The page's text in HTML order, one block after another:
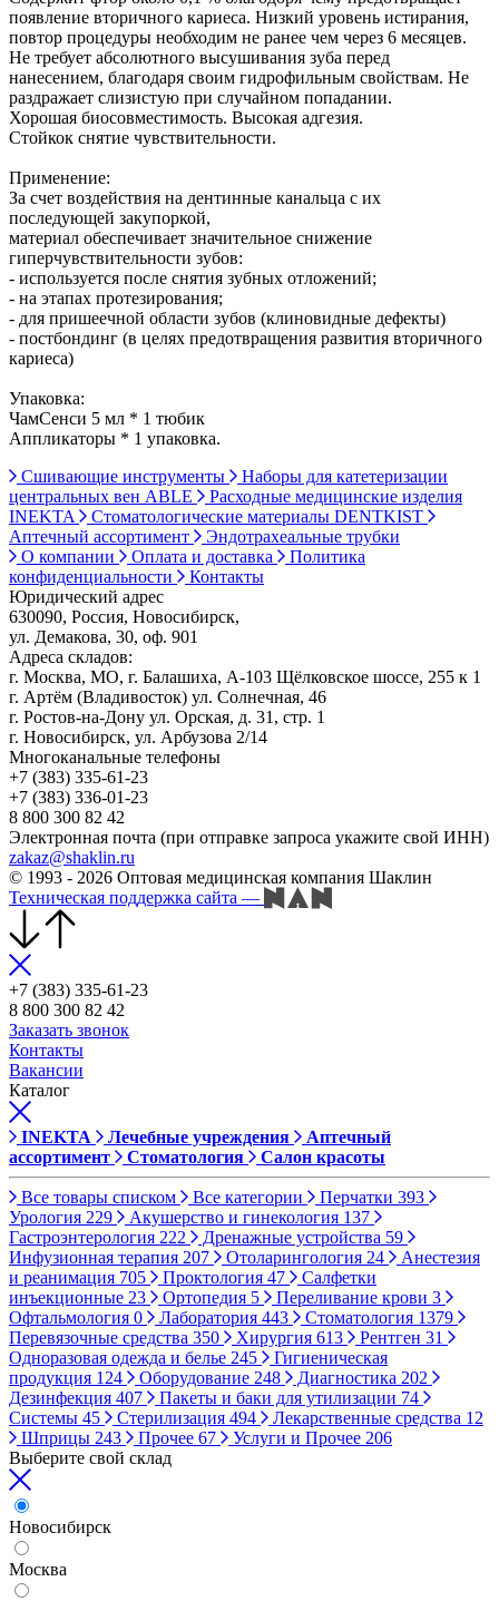
появление вторичного кариеса. Низкий уровень истирания,
повтор процедуры необходим не ранее чем через 6 месяцев.
Не требует абсолютного высушивания зуба перед
нанесением, благодаря своим гидрофильным свойствам. Не
раздражает слизистую при случайном попадании.
Хорошая биосовместимость. Высокая адгезия.
Стойкок снятие чувствительности.
Применение:
За счет воздействия на дентинные канальца с их
последующей закупоркой,
материал обеспечивает значительное снижение
гиперчувствительности зубов:
- используется после снятия зубных отложений;
- на этапах протезирования;
- для пришеечной области зубов (клиновидные дефекты)
- постбондинг (в целях предотвращения развития вторичного
кариеса)
Упаковка:
ЧамСенси 5 мл * 1 тюбик
Аппликаторы * 1 упаковка.
Сшивающие инструменты
Наборы для катетеризации
центральных вен ABLE
Расходные медицинские изделия
INEKTA
Стоматологические материалы DENTKIST
Аптечный ассортимент
Эндотрахеальные трубки
О компании
Оплата и доставка
Политика
конфиденциальности
Контакты
Юридический адрес
630090, Россия, Новосибирск,
ул. Демакова, 30, оф. 901
Адреса складов:
г. Москва, МО, г. Балашиха, А-103 Щёлковское шоссе, 255 к 1
г. Артём (Владивосток) ул. Солнечная, 46
г. Ростов-на-Дону ул. Орская, д. 31, стр. 1
г. Новосибирск, ул. Арбузова 2/14
Многоканальные телефоны
+7 (383) 335-61-23
+7 (383) 336-01-23
8 800 300 82 42
Электронная почта (при отправке запроса укажите свой ИНН)
zakaz@shaklin.ru
© 1993 - 2026 Оптовая медицинская компания Шаклин
Техническая поддержка сайта —
+7 (383) 335-61-23
8 800 300 82 42
Заказать звонок
Контакты
Вакансии
Каталог
INEKTA Лечебные учреждения
Аптечный
ассортимент
Стоматология Салон красоты
Все товары списком Все категории Перчатки 393
Урология 229 Акушерство и гинекология 137
Гастроэнтерология 222 Дренажные устройства 59
Инфузионная терапия 207 Отоларингология 24
Анестезия
и реанимация 705 Проктология 47
Салфетки
инъекционные 23 Ортопедия 5 Переливание крови 3
Офтальмология 0 Лаборатория 443 Стоматология 1379
Перевязочные средства 350 Хирургия 613 Рентген 31
Одноразовая одежда и белье 245
Гигиеническая
продукция 124 Оборудование 248 Диагностика 202
Дезинфекция 407 Пакеты и баки для утилизации 74
Системы 45 Стерилизация 494 Лекарственные средства 12
Шприцы 243 Прочее 67 Услуги и Прочее 206
Выберите свой склад
Новосибирск
Москва